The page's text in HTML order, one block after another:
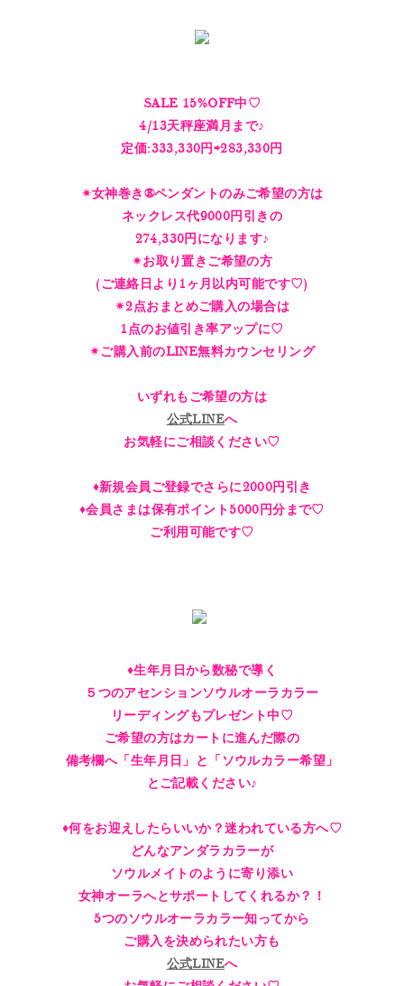
SALE 15%OFF中♡
4/13天秤座満月まで♪
定価:333,330円⇨283,330円
✴︎女神巻き®︎ペンダントのみご希望の方は
ネックレス代9000円引きの
274,330円になります♪
✴︎お取り置きご希望の方
(ご連絡日より1ヶ月以内可能です♡)
✴︎2点おまとめご購入の場合は
1点のお値引き率アップに♡
✴︎ご購入前のLINE無料カウンセリング
いずれもご希望の方は
公式LINEへ
お気軽にご相談ください♡
♦︎新規会員ご登録でさらに2000円引き
♦︎会員さまは保有ポイント5000円分まで♡
ご利用可能です♡
♦︎生年月日から数秘で導く
５つのアセンションソウルオーラカラー
リーディングもプレゼント中♡
ご希望の方はカートに進んだ際の
備考欄へ「生年月日」と「ソウルカラー希望」
とご記載ください♪
♦︎何をお迎えしたらいいか？迷われている方へ♡
どんなアンダラカラーが
ソウルメイトのように寄り添い
女神オーラへとサポートしてくれるか？！
5つのソウルオーラカラー知ってから
ご購入を決められたい方も
公式LINEへ